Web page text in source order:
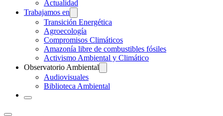
Actualidad
Trabajamos en
Transición Energética
Agroecología
Compromisos Climáticos
Amazonía libre de combustibles fósiles
Activismo Ambiental y Climático
Observatorio Ambiental
Audiovisuales
Biblioteca Ambiental